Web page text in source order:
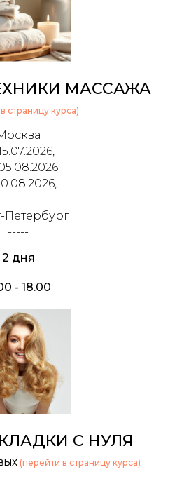
МАССАЖА
страницу курса)
Петербург
-----
2 дня
- 18.00
С НУЛЯ
(перейти в страницу курса)